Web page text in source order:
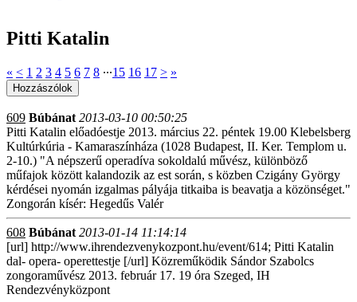
Pitti Katalin
« < 1 2 3 4 5 6 7 8 ∙∙∙15 16 17 > »
609 Búbánat 2013-03-10 00:50:25
Pitti Katalin előadóestje 2013. március 22. péntek 19.00 Klebelsberg
Kultúrkúria - Kamaraszínháza (1028 Budapest, II. Ker. Templom u.
2-10.) "A népszerű operadíva sokoldalú művész, különböző
műfajok között kalandozik az est során, s közben Czigány György
kérdései nyomán izgalmas pályája titkaiba is beavatja a közönséget."
Zongorán kísér: Hegedűs Valér
608 Búbánat 2013-01-14 11:14:14
[url] http://www.ihrendezvenykozpont.hu/event/614; Pitti Katalin
dal- opera- operettestje [/url] Közreműködik Sándor Szabolcs
zongoraművész 2013. február 17. 19 óra Szeged, IH
Rendezvényközpont